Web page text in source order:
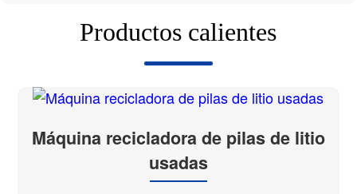
Productos calientes
Máquina recicladora de pilas de litio
usadas